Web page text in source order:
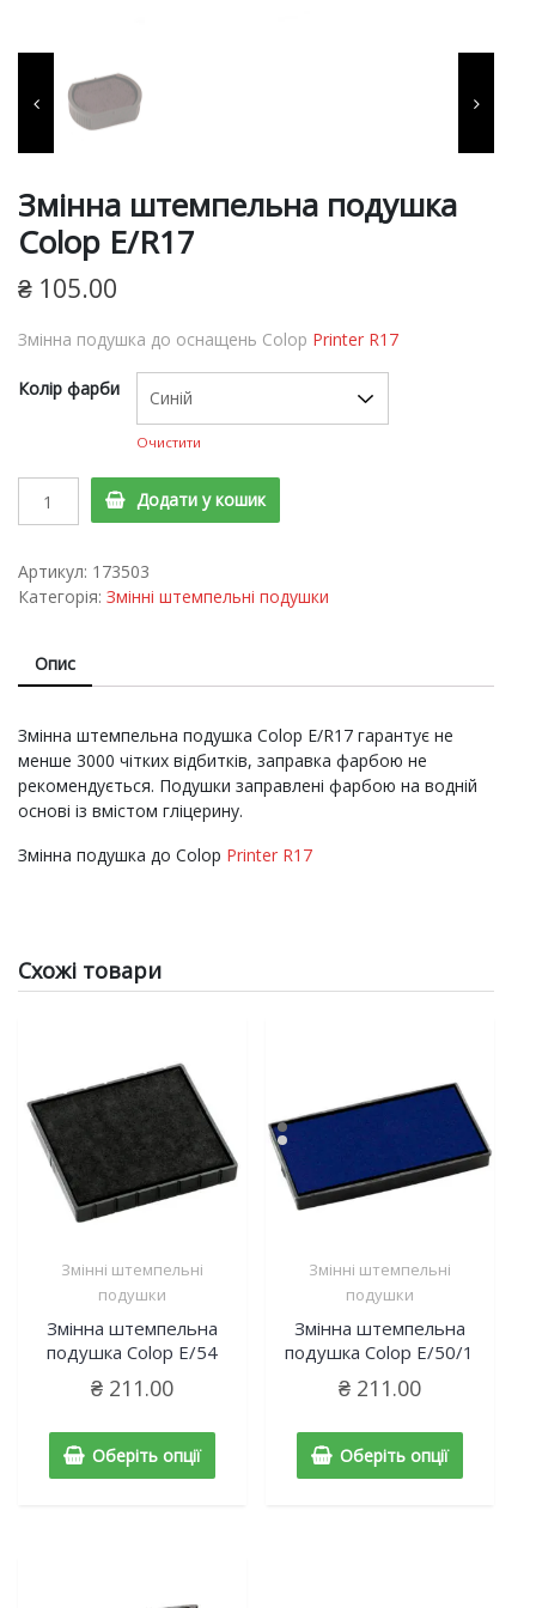
для виготовлення печаток
та штампів, продукція для
Змінна штемпельна подушка
Colop Е/R17
₴ 105.00
Змінна подушка до оснащень Colop Printer R17
Колір фарби
Очистити
штемпельна
Colop
Е/R17
quantity
Додати у кошик
Артикул: 173503
Категорія: Змінні штемпельні подушки
Опис
Змінна штемпельна подушка Colop E/R17 гарантує не
менше 3000 чітких відбитків, заправка фарбою не
рекомендується. Подушки заправлені фарбою на водній
основі із вмістом гліцерину.
Змінна подушка до Colop Printer R17
Схожі товари
Змінні штемпельні
подушки
Змінна штемпельна
подушка Colop E/54
₴ 211.00
Оберіть опції
Змінні штемпельні
подушки
Змінна штемпельна
подушка Colop E/50/1
₴211.00
Оберіть опції